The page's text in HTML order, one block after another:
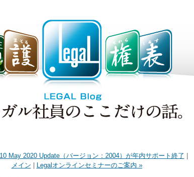
May 2020 Update（バージョン：2004）が年内サポート終了
メイン
Legalオンラインセミナーのご案内 »